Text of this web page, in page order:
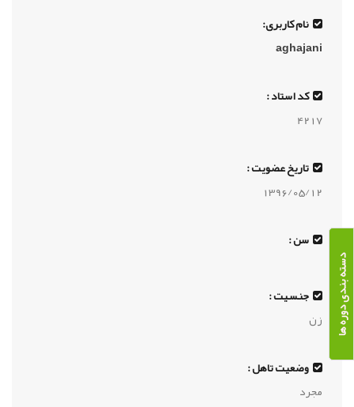
دسته بندی دوره ها
نام کاربری:
aghajani
کد استاد :
4217
تاریخ عضویت :
1396/05/12
سن :
جنسیت :
زن
وضعیت تاهل :
مجرد